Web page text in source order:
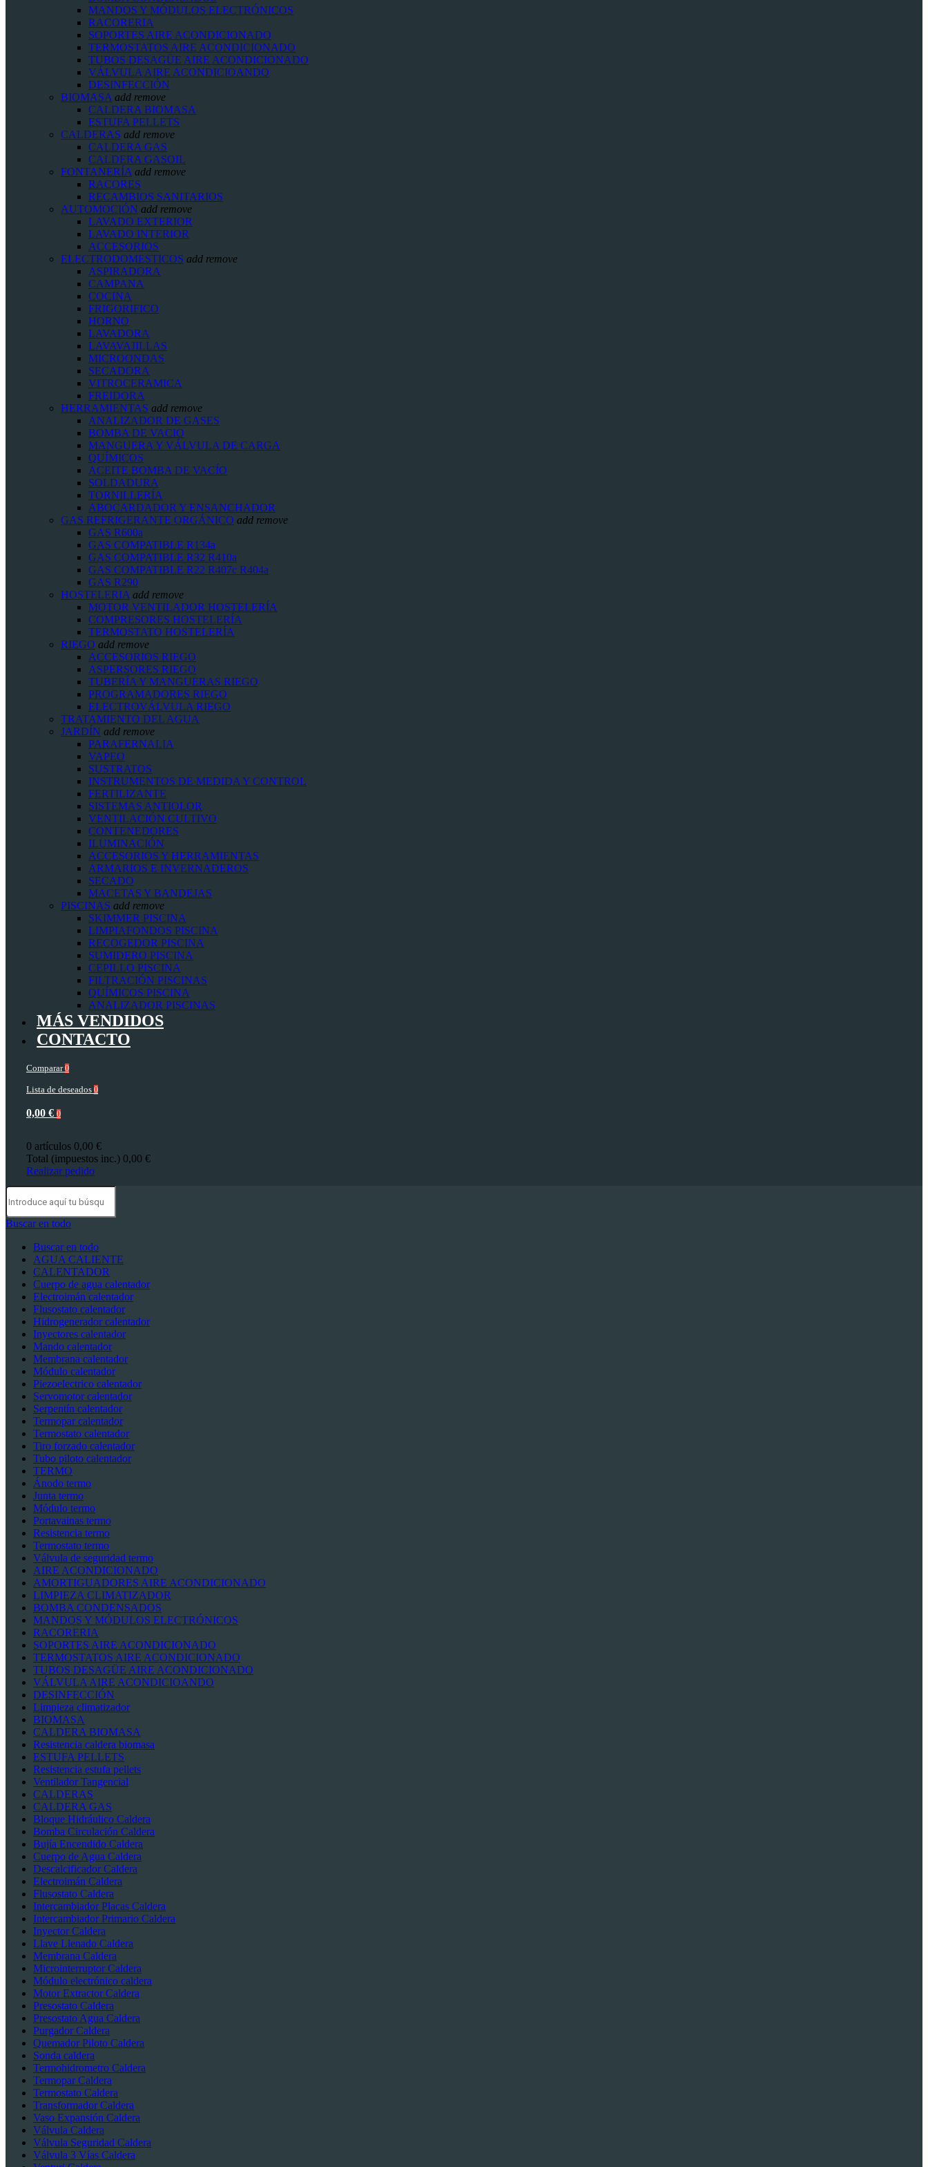
MANDOS Y MÓDULOS ELECTRÓNICOS
RACORERIA
SOPORTES AIRE ACONDICIONADO
TERMOSTATOS AIRE ACONDICIONADO
TUBOS DESAGÜE AIRE ACONDICIONADO
VÁLVULA AIRE ACONDICIOANDO
DESINFECCIÓN
BIOMASA add remove
CALDERA BIOMASA
ESTUFA PELLETS
CALDERAS add remove
CALDERA GAS
CALDERA GASOIL
FONTANERÍA add remove
RACORES
RECAMBIOS SANITARIOS
AUTOMOCIÓN add remove
LAVADO EXTERIOR
LAVADO INTERIOR
ACCESORIOS
ELECTRODOMESTICOS add remove
ASPIRADORA
CAMPANA
COCINA
FRIGORIFICO
HORNO
LAVADORA
LAVAVAJILLAS
MICROONDAS
SECADORA
VITROCERAMICA
FREIDORA
HERRAMIENTAS add remove
ANALIZADOR DE GASES
BOMBA DE VACIO
MANGUERA Y VÁLVULA DE CARGA
QUÍMICOS
ACEITE BOMBA DE VACÍO
SOLDADURA
TORNILLERÍA
ABOCARDADOR Y ENSANCHADOR
GAS REFRIGERANTE ORGÁNICO add remove
GAS R600a
GAS COMPATIBLE R134a
GAS COMPATIBLE R32 R410a
GAS COMPATIBLE R22 R407c R404a
GAS R290
HOSTELERIA add remove
MOTOR VENTILADOR HOSTELERÍA
COMPRESORES HOSTELERÍA
TERMOSTATO HOSTELERÍA
RIEGO add remove
ACCESORIOS RIEGO
ASPERSORES RIEGO
TUBERÍA Y MANGUERAS RIEGO
PROGRAMADORES RIEGO
ELECTROVÁLVULA RIEGO
TRATAMIENTO DEL AGUA
JARDÍN add remove
PARAFERNALIA
VAPEO
SUSTRATOS
INSTRUMENTOS DE MEDIDA Y CONTROL
FERTILIZANTE
SISTEMAS ANTIOLOR
VENTILACIÓN CULTIVO
CONTENEDORES
ILUMINACIÓN
ACCESORIOS Y HERRAMIENTAS
ARMARIOS E INVERNADEROS
SECADO
MACETAS Y BANDEJAS
PISCINAS add remove
SKIMMER PISCINA
LIMPIAFONDOS PISCINA
RECOGEDOR PISCINA
SUMIDERO PISCINA
CEPILLO PISCINA
FILTRACIÓN PISCINAS
QUÍMICOS PISCINA
ANALIZADOR PISCINAS
MÁS VENDIDOS
CONTACTO
Comparar 0
Lista de deseados 0
0,00 € 0
0 artículos 0,00 €
Total (impuestos inc.) 0,00 €
Realizar pedido
Buscar en todo
Buscar en todo
AGUA CALIENTE
CALENTADOR
Cuerpo de agua calentador
Electroimán calentador
Flusostato calentador
Hidrogenerador calentador
Inyectores calentador
Mando calentador
Membrana calentador
Módulo calentador
Piezoelectrico calentador
Servomotor calentador
Serpentín calentador
Termopar calentador
Termostato calentador
Tiro forzado calentador
Tubo piloto calentador
TERMO
Ánodo termo
Junta termo
Módulo termo
Portavainas termo
Resistencia termo
Termostato termo
Válvula de seguridad termo
AIRE ACONDICIONADO
AMORTIGUADORES AIRE ACONDICIONADO
LIMPIEZA CLIMATIZADOR
BOMBA CONDENSADOS
MANDOS Y MÓDULOS ELECTRÓNICOS
RACORERIA
SOPORTES AIRE ACONDICIONADO
TERMOSTATOS AIRE ACONDICIONADO
TUBOS DESAGÜE AIRE ACONDICIONADO
VÁLVULA AIRE ACONDICIOANDO
DESINFECCIÓN
Limpieza climatizador
BIOMASA
CALDERA BIOMASA
Resistencia caldera biomasa
ESTUFA PELLETS
Resistencia estufa pellets
Ventilador Tangencial
CALDERAS
CALDERA GAS
Bloque Hidráulico Caldera
Bomba Circulación Caldera
Bujía Encendido Caldera
Cuerpo de Agua Caldera
Descalcificador Caldera
Electroimán Caldera
Flusostato Caldera
Intercambiador Placas Caldera
Intercambiador Primario Caldera
Inyector Caldera
Llave Llenado Caldera
Membrana Caldera
Microinterruptor Caldera
Módulo electrónico caldera
Motor Extractor Caldera
Presostato Caldera
Presostato Agua Caldera
Purgador Caldera
Quemador Piloto Caldera
Sonda caldera
Termohidrometro Caldera
Termopar Caldera
Termostato Caldera
Transformador Caldera
Vaso Expansión Caldera
Válvula Caldera
Válvula Seguridad Caldera
Válvula 3 Vías Caldera